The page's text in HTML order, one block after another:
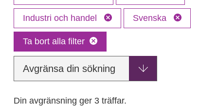
Industri och handel Svenska
Ta bort alla filter
Avgränsa din sökning
Din avgränsning ger 3 träffar.